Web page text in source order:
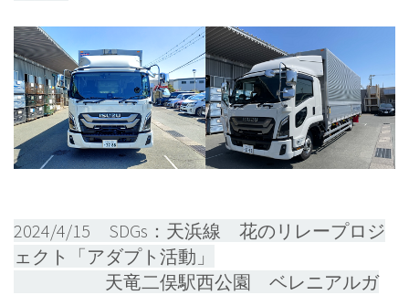
2024/4/15 SDGs：天浜線 花のリレープロジ
ェクト「アダプト活動」
天竜二俣駅西公園 ベレニアルガ